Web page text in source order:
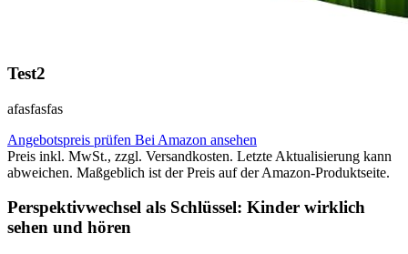
Test2
afasfasfas
Angebotspreis prüfen Bei Amazon ansehen
Preis inkl. MwSt., zzgl. Versandkosten. Letzte Aktualisierung kann
abweichen. Maßgeblich ist der Preis auf der Amazon-Produktseite.
Perspektivwechsel als Schlüssel: Kinder wirklich
sehen und hören